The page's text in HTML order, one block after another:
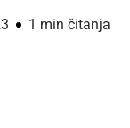
1 min čitanja